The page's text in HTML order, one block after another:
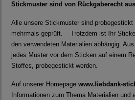
Stickmuster sind von Rückgaberecht
Alle unsere Stickmuster sind probegestickt
mehrmals geprüft. Trotzdem ist Ihr
den verwendeten Materialien abhängig.
jedes Muster vor dem Sticken auf einem
Stoffes, probegestickt werden.
Auf unserer Homepage www.liebdank-
Informationen zum Thema Materialien und